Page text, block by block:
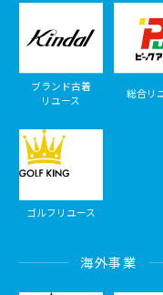
ブランド古着
リユース
総合リ
ゴルフリユース
海外事業